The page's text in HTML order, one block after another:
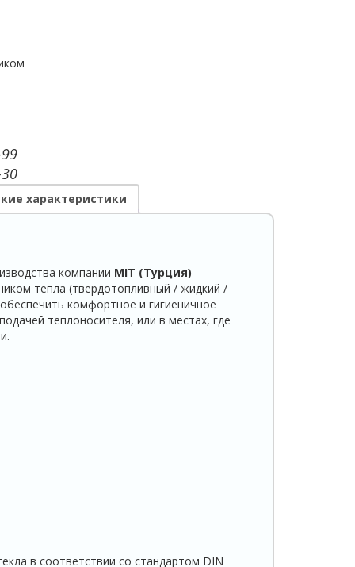
характеристики
компании MIT (Турция)
тепла (твердотопливный / жидкий /
комфортное и гигиеничное
теплоносителя, или в местах, где
в соответствии со стандартом DIN